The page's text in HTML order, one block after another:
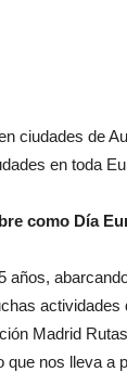
ciudades de
en toda
como Día
años,
Madrid
nos lleva a